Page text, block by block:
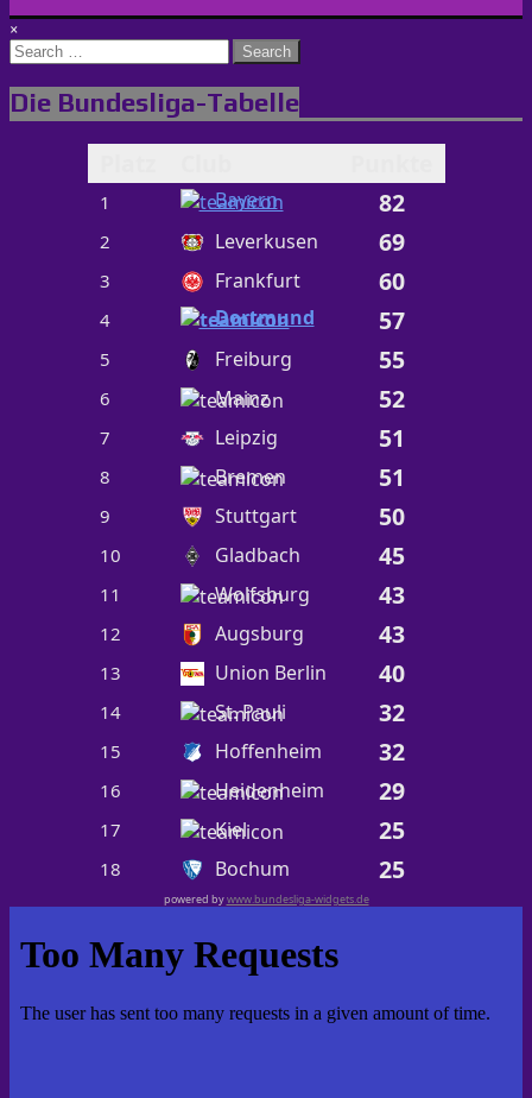
×
Search
for:
Die Bundesliga-Tabelle
1 Bayern 82
2 Leverkusen 69
3 Frankfurt 60
4 Dortmund 57
5 Freiburg 55
6 Mainz 52
7 Leipzig 51
8 Bremen 51
9 Stuttgart 50
10 Gladbach 45
11 Wolfsburg 43
12 Augsburg 43
13 Union Berlin 40
14 St. Pauli 32
15 Hoffenheim 32
16 Heidenheim 29
17 Kiel 25
18 Bochum 25
powered bywww.bundesliga-widgets.de